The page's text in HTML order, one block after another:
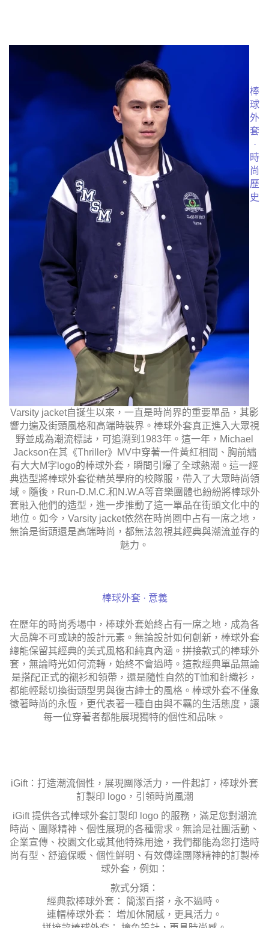
棒
球
外
套
·
時
尚
歷
史
Varsity jacket自誕生以來，一直是時尚界的重要單品，其影
響力遍及街頭風格和高端時裝界。棒球外套真正進入大眾視
野並成為潮流標誌，可追溯到1983年。這一年，Michael
Jackson在其《Thriller》MV中穿著一件黃紅相間、胸前繡
有大大M字logo的棒球外套，瞬間引爆了全球熱潮。這一經
典造型將棒球外套從精英學府的校隊服，帶入了大眾時尚領
域。隨後，Run-D.M.C.和N.W.A等音樂團體也紛紛將棒球外
套融入他們的造型，進一步推動了這一單品在街頭文化中的
地位。如今，Varsity jacket依然在時尚圈中占有一席之地，
無論是街頭還是高端時尚，都無法忽視其經典與潮流並存的
魅力。
棒球外套 · 意義
在歷年的時尚秀場中，棒球外套始終占有一席之地，成為各
大品牌不可或缺的設計元素。無論設計如何創新，棒球外套
總能保留其經典的美式風格和純真內涵。拼接款式的棒球外
套，無論時光如何流轉，始終不會過時。這款經典單品無論
是搭配正式的襯衫和領帶，還是隨性自然的T恤和針織衫，
都能輕鬆切換街頭型男與復古紳士的風格。棒球外套不僅象
徵著時尚的永恆，更代表著一種自由與不羈的生活態度，讓
每一位穿著者都能展現獨特的個性和品味。
iGift：打造潮流個性，展現團隊活力，一件起訂，棒球外套
訂製印 logo，引領時尚風潮
iGift 提供各式棒球外套訂製印 logo 的服務，滿足您對潮流
時尚、團隊精神、個性展現的各種需求。無論是社團活動、
企業宣傳、校園文化或其他特殊用途，我們都能為您打造時
尚有型、舒適保暖、個性鮮明、有效傳達團隊精神的訂製棒
球外套，例如：
款式分類：
經典款棒球外套： 簡潔百搭，永不過時。
連帽棒球外套： 增加休閒感，更具活力。